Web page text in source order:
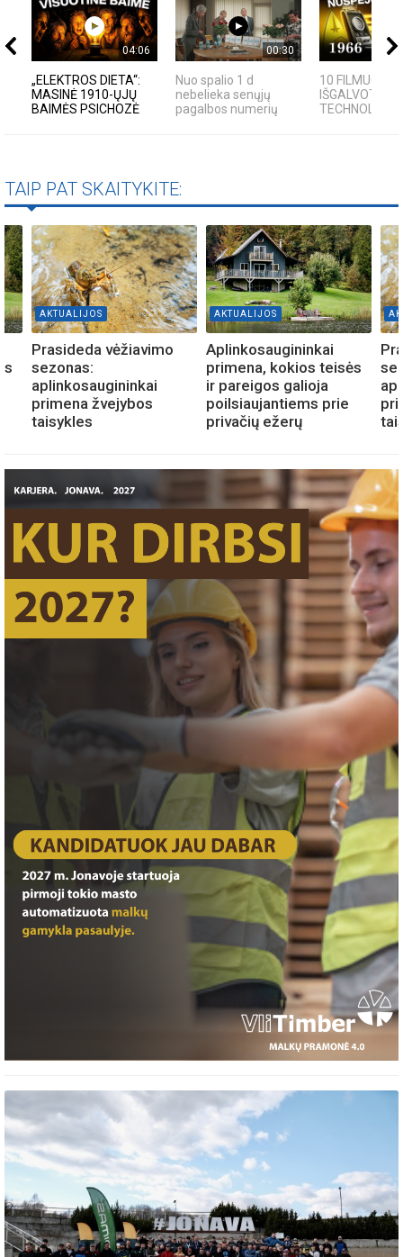
04:06
„ELEKTROS DIETA“:
MASINĖ 1910-ŲJŲ
BAIMĖS PSICHOZĖ
00:30
Nuo spalio 1 d
nebelieka senųjų
pagalbos numerių
10 FILMUOSE
IŠGALVOTŲ
TAIP PAT SKAITYKITE:
AKTUALIJOS
Prasideda vėžiavimo
sezonas:
aplinkosaugininkai
primena žvejybos
taisykles
AKTUALIJOS
Aplinkosaugininkai
primena, kokios teisės
ir pareigos galioja
poilsiaujantiems prie
privačių ežerų